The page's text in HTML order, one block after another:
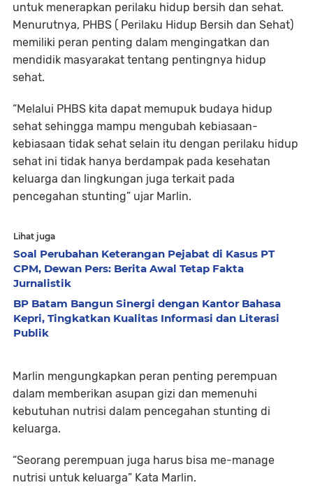
untuk menerapkan perilaku hidup bersih dan sehat.
Menurutnya, PHBS ( Perilaku Hidup Bersih dan Sehat)
memiliki peran penting dalam mengingatkan dan
mendidik masyarakat tentang pentingnya hidup
sehat.
“Melalui PHBS kita dapat memupuk budaya hidup
sehat sehingga mampu mengubah kebiasaan-
kebiasaan tidak sehat selain itu dengan perilaku hidup
sehat ini tidak hanya berdampak pada kesehatan
keluarga dan lingkungan juga terkait pada
pencegahan stunting” ujar Marlin.
Lihat juga
Soal Perubahan Keterangan Pejabat di Kasus PT
CPM, Dewan Pers: Berita Awal Tetap Fakta
Jurnalistik
BP Batam Bangun Sinergi dengan Kantor Bahasa
Kepri, Tingkatkan Kualitas Informasi dan Literasi
Publik
Marlin mengungkapkan peran penting perempuan
dalam memberikan asupan gizi dan memenuhi
kebutuhan nutrisi dalam pencegahan stunting di
keluarga.
“Seorang perempuan juga harus bisa me-manage
nutrisi untuk keluarga” Kata Marlin.